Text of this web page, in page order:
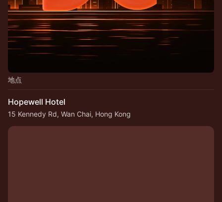
地点
Hopewell Hotel
15 Kennedy Rd, Wan Chai, Hong Kong